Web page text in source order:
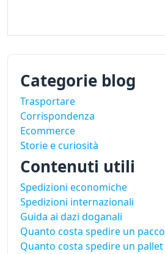
Categorie blog
Trasportare
Corrispondenza
Ecommerce
Storie e curiosità
Contenuti utili
Spedizioni economiche
Spedizioni internazionali
Guida ai dazi doganali
Quanto costa spedire un pacco
Quanto costa spedire un pallet